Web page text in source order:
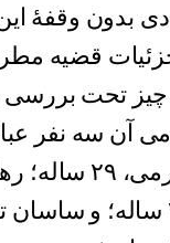
بدون وقفۀ
قضیه
چیز تحت
آن سه نفر
هاله روحی جهرمی،